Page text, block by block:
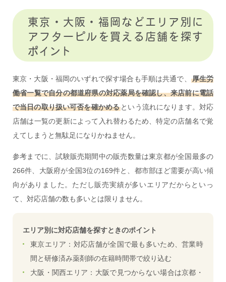
東京・大阪・福岡などエリア別に
アフターピルを買える店舗を探す
ポイント
東京・大阪・福岡のいずれで探す場合も手順は共通で、
厚生労
働省一覧で自分の都道府県の対応薬局を確認し、来店前に電話
で当日の取り扱い可否を確かめる という流れになります。対応
店舗は一覧の更新によって入れ替わるため、特定の店舗名で覚
えてしまうと無駄足になりかねません。
参考までに、試験販売期間中の販売数量は東京都が全国最多の
266件、大阪府が全国3位の169件と、都市部ほど需要が高い傾
向がありました。ただし販売実績が多いエリアだからといっ
て、対応店舗の数も多いとは限りません。
エリア別に対応店舗を探すときのポイント
東京エリア：対応店舗が全国で最も多いため、営業時
間と研修済み薬剤師の在籍時間帯で絞り込む
大阪・関西エリア：大阪で見つからない場合は京都・